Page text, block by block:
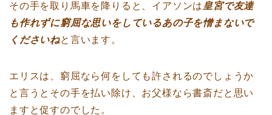
その手を取り馬車を降りると、イアソンは 皇宮で友達
も作れずに窮屈な思いをしているあの子を憎まないで
くださいねと言います。
エリスは、窮屈なら何をしても許されるのでしょうか
と言うとその手を払い除け、お父様なら書斎だと思い
ますと促すのでした。